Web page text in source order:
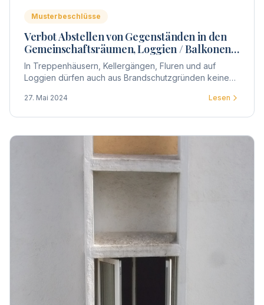
Musterbeschlüsse
Verbot Abstellen von Gegenständen in den
Gemeinschaftsräumen, Loggien / Balkonen
und Fluren
In Treppenhäusern, Kellergängen, Fluren und auf
Loggien dürfen auch aus Brandschutzgründen keine
27. Mai 2024 Lesen